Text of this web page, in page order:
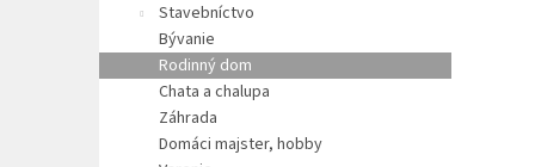
n
e
Stavebníctvo
Bývanie
Rodinný dom
Chata a chalupa
Záhrada
Domáci majster, hobby